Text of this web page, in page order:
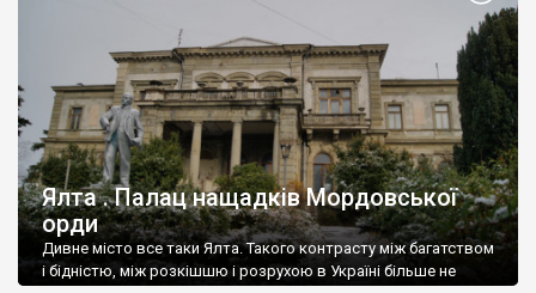
Ялта . Палац нащадків Мордовської
орди
Дивне місто все таки Ялта. Такого контрасту між багатством
і бідністю, між розкішшю і розрухою в Україні більше не